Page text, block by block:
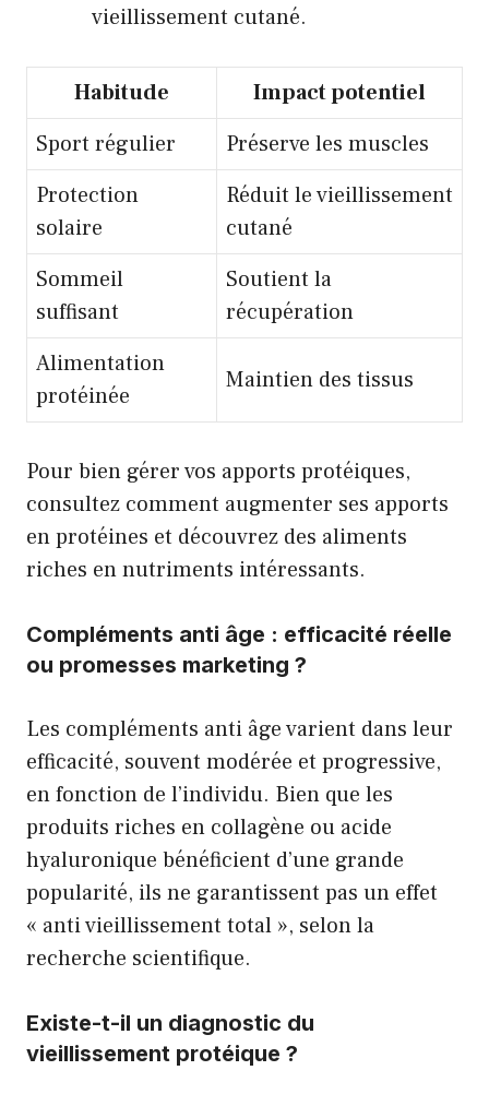
vieillissement cutané.
Habitude
Impact potentiel
Sport régulier
Préserve les muscles
Protection
solaire
Réduit le vieillissement
cutané
Sommeil
suffisant
Soutient la
récupération
Alimentation
protéinée
Maintien des tissus
Pour bien gérer vos apports protéiques,
consultez comment augmenter ses apports
en protéines et découvrez des aliments
riches en nutriments intéressants.
Compléments anti âge : efficacité réelle
ou promesses marketing ?
Les compléments anti âge varient dans leur
efficacité, souvent modérée et progressive,
en fonction de l’individu. Bien que les
produits riches en collagène ou acide
hyaluronique bénéficient d’une grande
popularité, ils ne garantissent pas un effet
« anti vieillissement total », selon la
recherche scientifique.
Existe-t-il un diagnostic du
vieillissement protéique ?